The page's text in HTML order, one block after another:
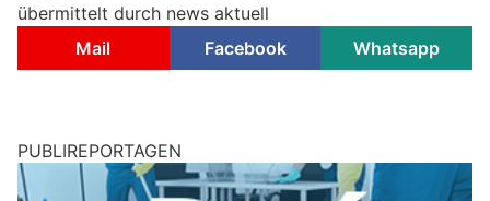
übermittelt durch news aktuell
Mail
Facebook Whatsapp
PUBLIREPORTAGEN